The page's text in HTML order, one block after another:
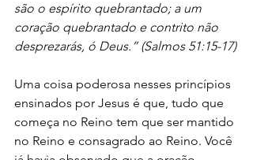
são o espírito quebrantado; a um
coração quebrantado e contrito não
desprezarás, ó Deus.” (Salmos 51:15-17)
Uma coisa poderosa nesses princípios
ensinados por Jesus é que, tudo que
começa no Reino tem que ser mantido
no Reino e consagrado ao Reino. Você